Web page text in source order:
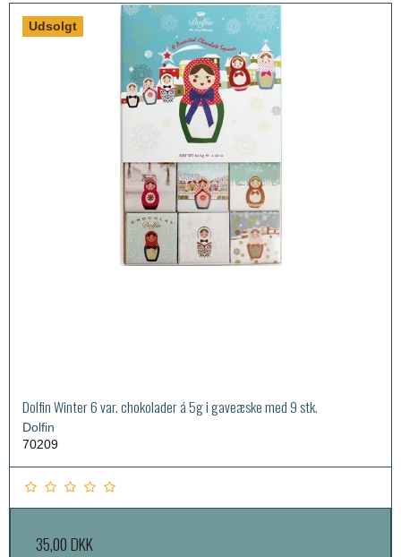
Udsolgt
Dolfin Winter 6 var. chokolader á 5g i gaveæske med 9 stk.
Dolfin
70209
35,00 DKK